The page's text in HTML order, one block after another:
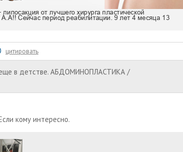
цитировать
еще в детстве. АБДОМИНОПЛАСТИКА /
кому интересно.